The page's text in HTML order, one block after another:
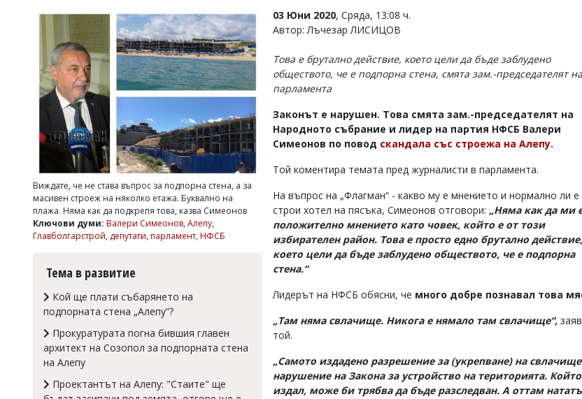
Управители:
Веселин
Василев,
v.vasilev@flagman.bg
Касабова,
k.kassabova@flagman.bg
редактор:
office@flagman.bg
въвеждат
читателите
редакцията
Виждате, че не става въпрос за подпорна стена, а за
масивен строеж на няколко етажа. Буквално на
плажа. Няма как да подкрепя това, казва Симеонов
Ключови думи: Валери Симеонов, Алепу,
Главболгарстрой, депутати, парламент, НФСБ
Тема в развитие
Кой ще плати събарянето на
подпорната стена „Алепу”?
Прокуратурата погна бившия главен
архитект на Созопол за подпорната стена
на Алепу
Проектантът на Алепу: "Стаите" ще
03 Юни 2020, Сряда, 13:08 ч.
Автор: Лъчезар ЛИСИЦОВ
Това е брутално действие, което цели да бъде заблудено
обществото, че е подпорна стена, смята зам.-председателят на
парламента
Законът е нарушен. Това смята зам.-председателят на
Народното събрание и лидер на партия НФСБ Валери
Симеонов по повод скандала със строежа на Алепу.
Той коментира темата пред журналисти в парламента.
На въпрос на „Флагман“ - какво му е мнението и нормално ли е
строи хотел на пясъка, Симеонов отговори: „Няма как да ми
положително мнението като човек, който е от този
избирателен район. Това е просто едно брутално действие,
което цели да бъде заблудено обществото, че е подпорна
стена.“
Лидерът на НФСБ обясни, че много добре познавал това
„Там няма свлачище. Никога е нямало там свлачище“,
той.
„Самото издадено разрешение за (укрепване) на
нарушение на Закона за устройство на територията.
издал, може би трябва да бъде разследван. А оттам